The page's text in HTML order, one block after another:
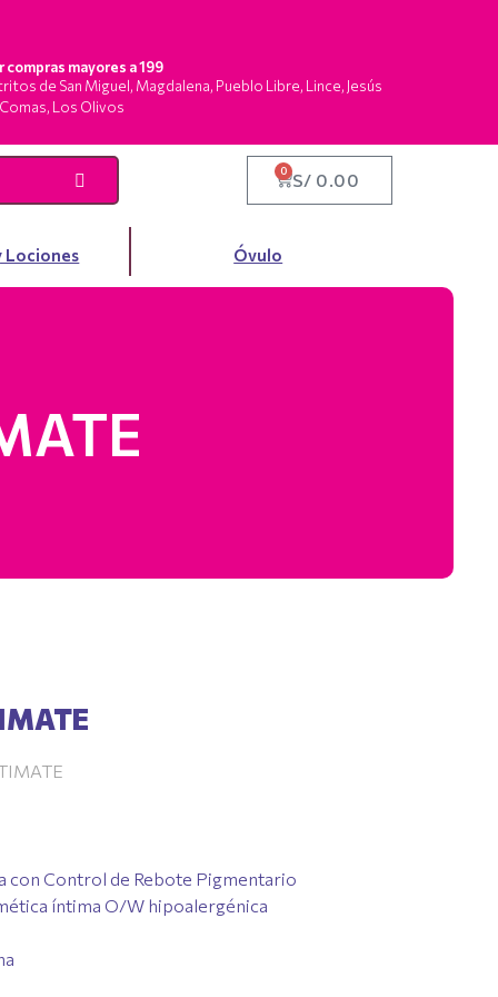
mayores a 199
de San Miguel, Magdalena, Pueblo Libre, Lince, Jesús
Los Olivos
S/ 0.00
0
Lociones Óvulo
con Control de Rebote Pigmentario
íntima O/W hipoalergénica